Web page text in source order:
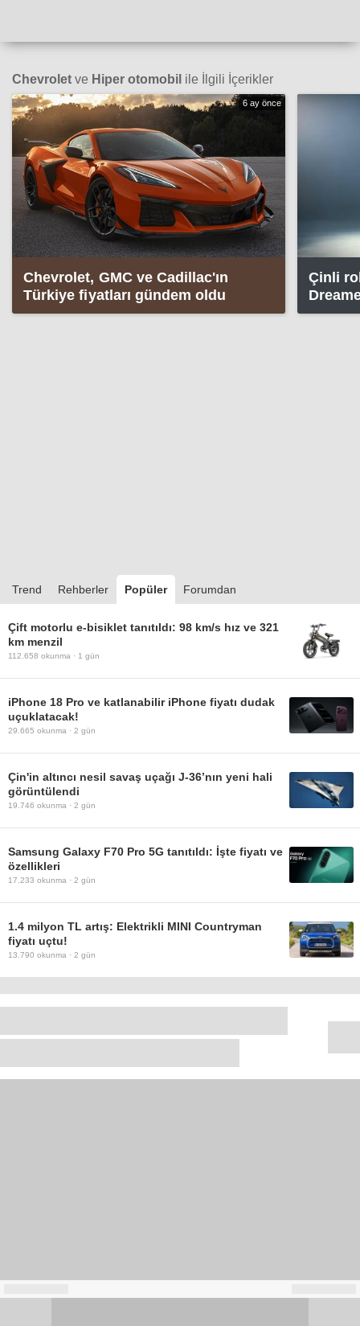
Chevrolet ve Hiper otomobil ile İlgili İçerikler
6 ay önce
Chevrolet, GMC ve Cadillac'ın
Türkiye fiyatları gündem oldu
Çinli
ipucu
Trend Rehberler Popüler Forumdan
Çift motorlu e-bisiklet tanıtıldı: 98 km/s hız ve 321
km menzil
112.658 okunma · 1 gün
iPhone 18 Pro ve katlanabilir iPhone fiyatı dudak
uçuklatacak!
29.665 okunma · 2 gün
Çin'in altıncı nesil savaş uçağı J-36’nın yeni hali
görüntülendi
19.746 okunma · 2 gün
Samsung Galaxy F70 Pro 5G tanıtıldı: İşte fiyatı ve
özellikleri
17.233 okunma · 2 gün
1.4 milyon TL artış: Elektrikli MINI Countryman
fiyatı uçtu!
13.790 okunma · 2 gün